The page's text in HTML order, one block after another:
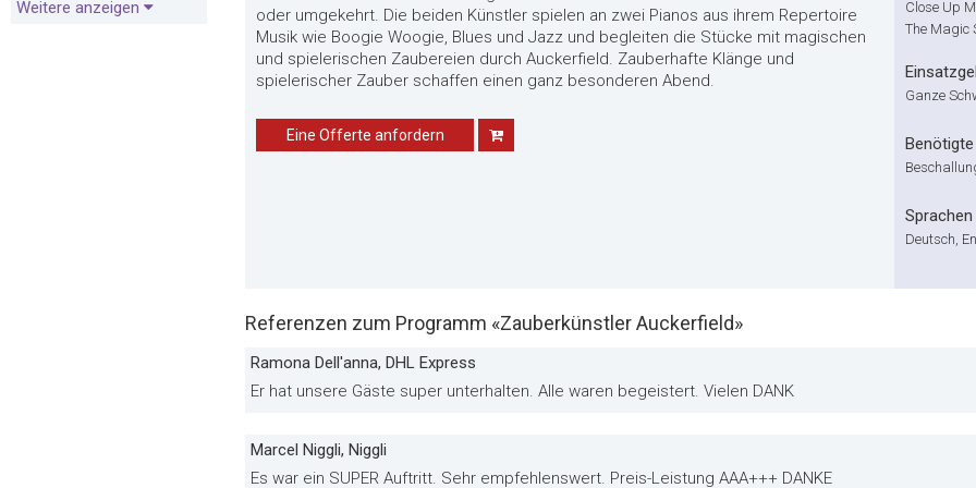
Weitere anzeigen
oder umgekehrt. Die beiden Künstler spielen an zwei Pianos aus ihrem Repertoire
Musik wie Boogie Woogie, Blues und Jazz und begleiten die Stücke mit magischen
und spielerischen Zaubereien durch Auckerfield. Zauberhafte Klänge und
spielerischer Zauber schaffen einen ganz besonderen Abend.
Eine Offerte anfordern
Close Up
The Magic
Ganze
Sprachen
Deutsch,
Referenzen zum Programm «Zauberkünstler Auckerfield»
Ramona Dell'anna, DHL Express
Er hat unsere Gäste super unterhalten. Alle waren begeistert. Vielen DANK
Marcel Niggli, Niggli
Es war ein SUPER Auftritt. Sehr empfehlenswert. Preis-Leistung AAA+++ DANKE